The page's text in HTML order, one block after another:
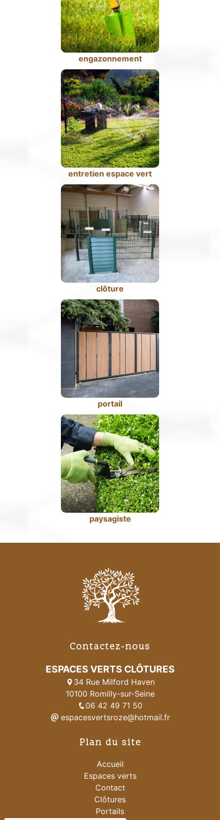
engazonnement
entretien espace vert
clôture
portail
paysagiste
Contactez-nous
ESPACES VERTS CLÔTURES
34 Rue Milford Haven
10100 Romilly-sur-Seine
06 42 49 71 50
espacesvertsroze@hotmail.fr
Plan du site
Accueil
Espaces verts
Contact
Clôtures
Portails